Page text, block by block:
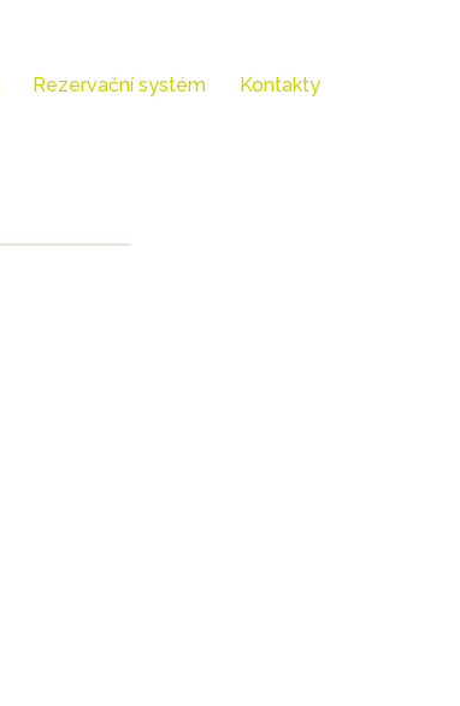
Rezervační systém Kontakty